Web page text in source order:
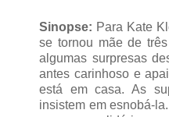
Sinopse: Para Kate
se tornou mãe de
algumas surpresas
antes carinhoso e
está em casa. As
insistem em esnobá-